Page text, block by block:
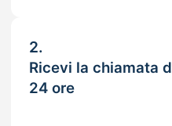
2.
Ricevi la chiamata
24 ore